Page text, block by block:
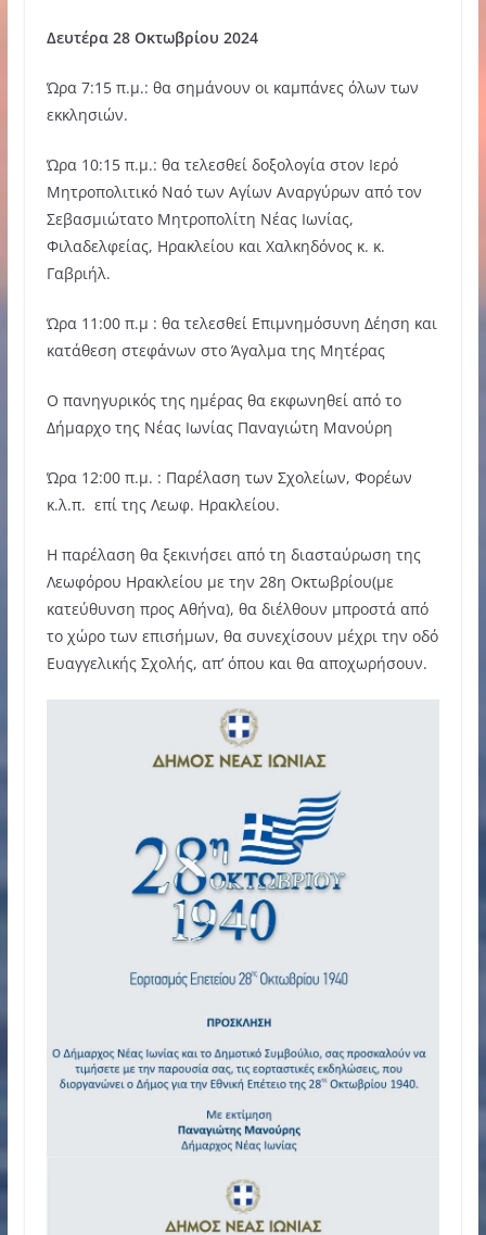
Δευτέρα 28 Οκτωβρίου 2024
Ώρα 7:15 π.μ.: θα σημάνουν οι καμπάνες όλων των
εκκλησιών.
Ώρα 10:15 π.μ.: θα τελεσθεί δοξολογία στον Ιερό
Μητροπολιτικό Ναό των Αγίων Αναργύρων από τον
Σεβασμιώτατο Μητροπολίτη Νέας Ιωνίας,
Φιλαδελφείας, Ηρακλείου και Χαλκηδόνος κ. κ.
Γαβριήλ.
Ώρα 11:00 π.μ : θα τελεσθεί Επιμνημόσυνη Δέηση και
κατάθεση στεφάνων στο Άγαλμα της Μητέρας
Ο πανηγυρικός της ημέρας θα εκφωνηθεί από το
Δήμαρχο της Νέας Ιωνίας Παναγιώτη Μανούρη
Ώρα 12:00 π.μ. : Παρέλαση των Σχολείων, Φορέων
κ.λ.π. επί της Λεωφ. Ηρακλείου.
Η παρέλαση θα ξεκινήσει από τη διασταύρωση της
Λεωφόρου Ηρακλείου με την 28η Οκτωβρίου(με
κατεύθυνση προς Αθήνα), θα διέλθουν μπροστά από
το χώρο των επισήμων, θα συνεχίσουν μέχρι την οδό
Ευαγγελικής Σχολής, απ’ όπου και θα αποχωρήσουν.